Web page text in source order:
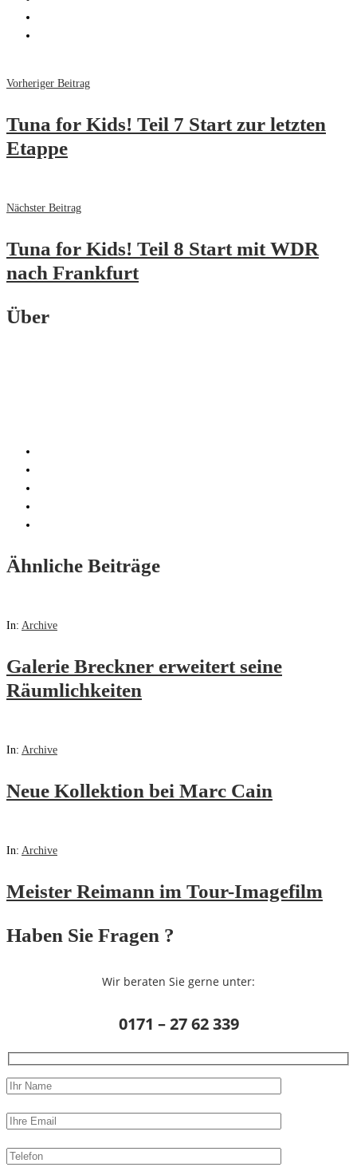
Vorheriger Beitrag
Tuna for Kids! Teil 7 Start zur letzten
Etappe
Nächster Beitrag
Tuna for Kids! Teil 8 Start mit WDR
nach Frankfurt
Über
Ähnliche Beiträge
In: Archive
Galerie Breckner erweitert seine
Räumlichkeiten
In: Archive
Neue Kollektion bei Marc Cain
In: Archive
Meister Reimann im Tour-Imagefilm
Haben Sie Fragen ?
Wir beraten Sie gerne unter:
0171 – 27 62 339